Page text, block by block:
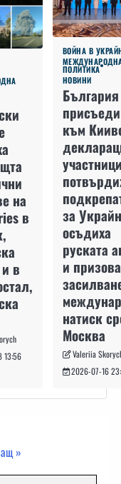
на
в
в
13:56
ВОЙНА В
ПОЛИТИКА
НОВИНИ
към
за
осъдиха
руската
и
натиск
Москва
Valeriia
2026-07-16
»